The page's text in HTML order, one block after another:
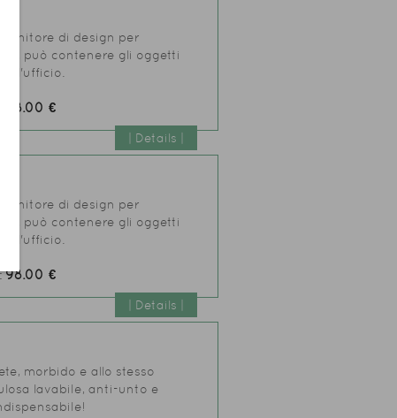
di design per
può contenere gli oggetti
98.00 €
| Details |
di design per
può contenere gli oggetti
98.00 €
| Details |
morbido e allo stesso
lavabile, anti-unto e